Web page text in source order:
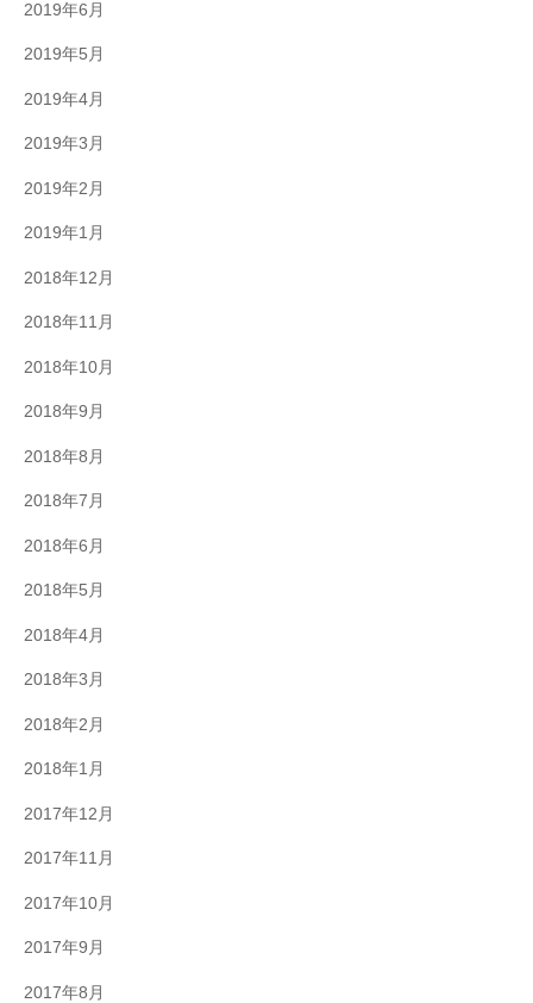
2019年6月
2019年5月
2019年4月
2019年3月
2019年2月
2019年1月
2018年12月
2018年11月
2018年10月
2018年9月
2018年8月
2018年7月
2018年6月
2018年5月
2018年4月
2018年3月
2018年2月
2018年1月
2017年12月
2017年11月
2017年10月
2017年9月
2017年8月